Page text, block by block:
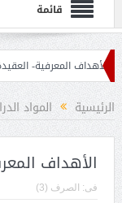
قائمة
الأهداف المعرفية- العقيدة
الرئيسية المواد
الأهداف
فى: الصرف (3)